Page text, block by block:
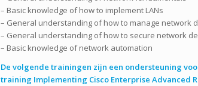
– Basic knowledge of how to implement LANs
– General understanding of how to manage network
– General understanding of how to secure network
– Basic knowledge of network automation
De volgende trainingen zijn een ondersteuning
training Implementing Cisco Enterprise Advanced